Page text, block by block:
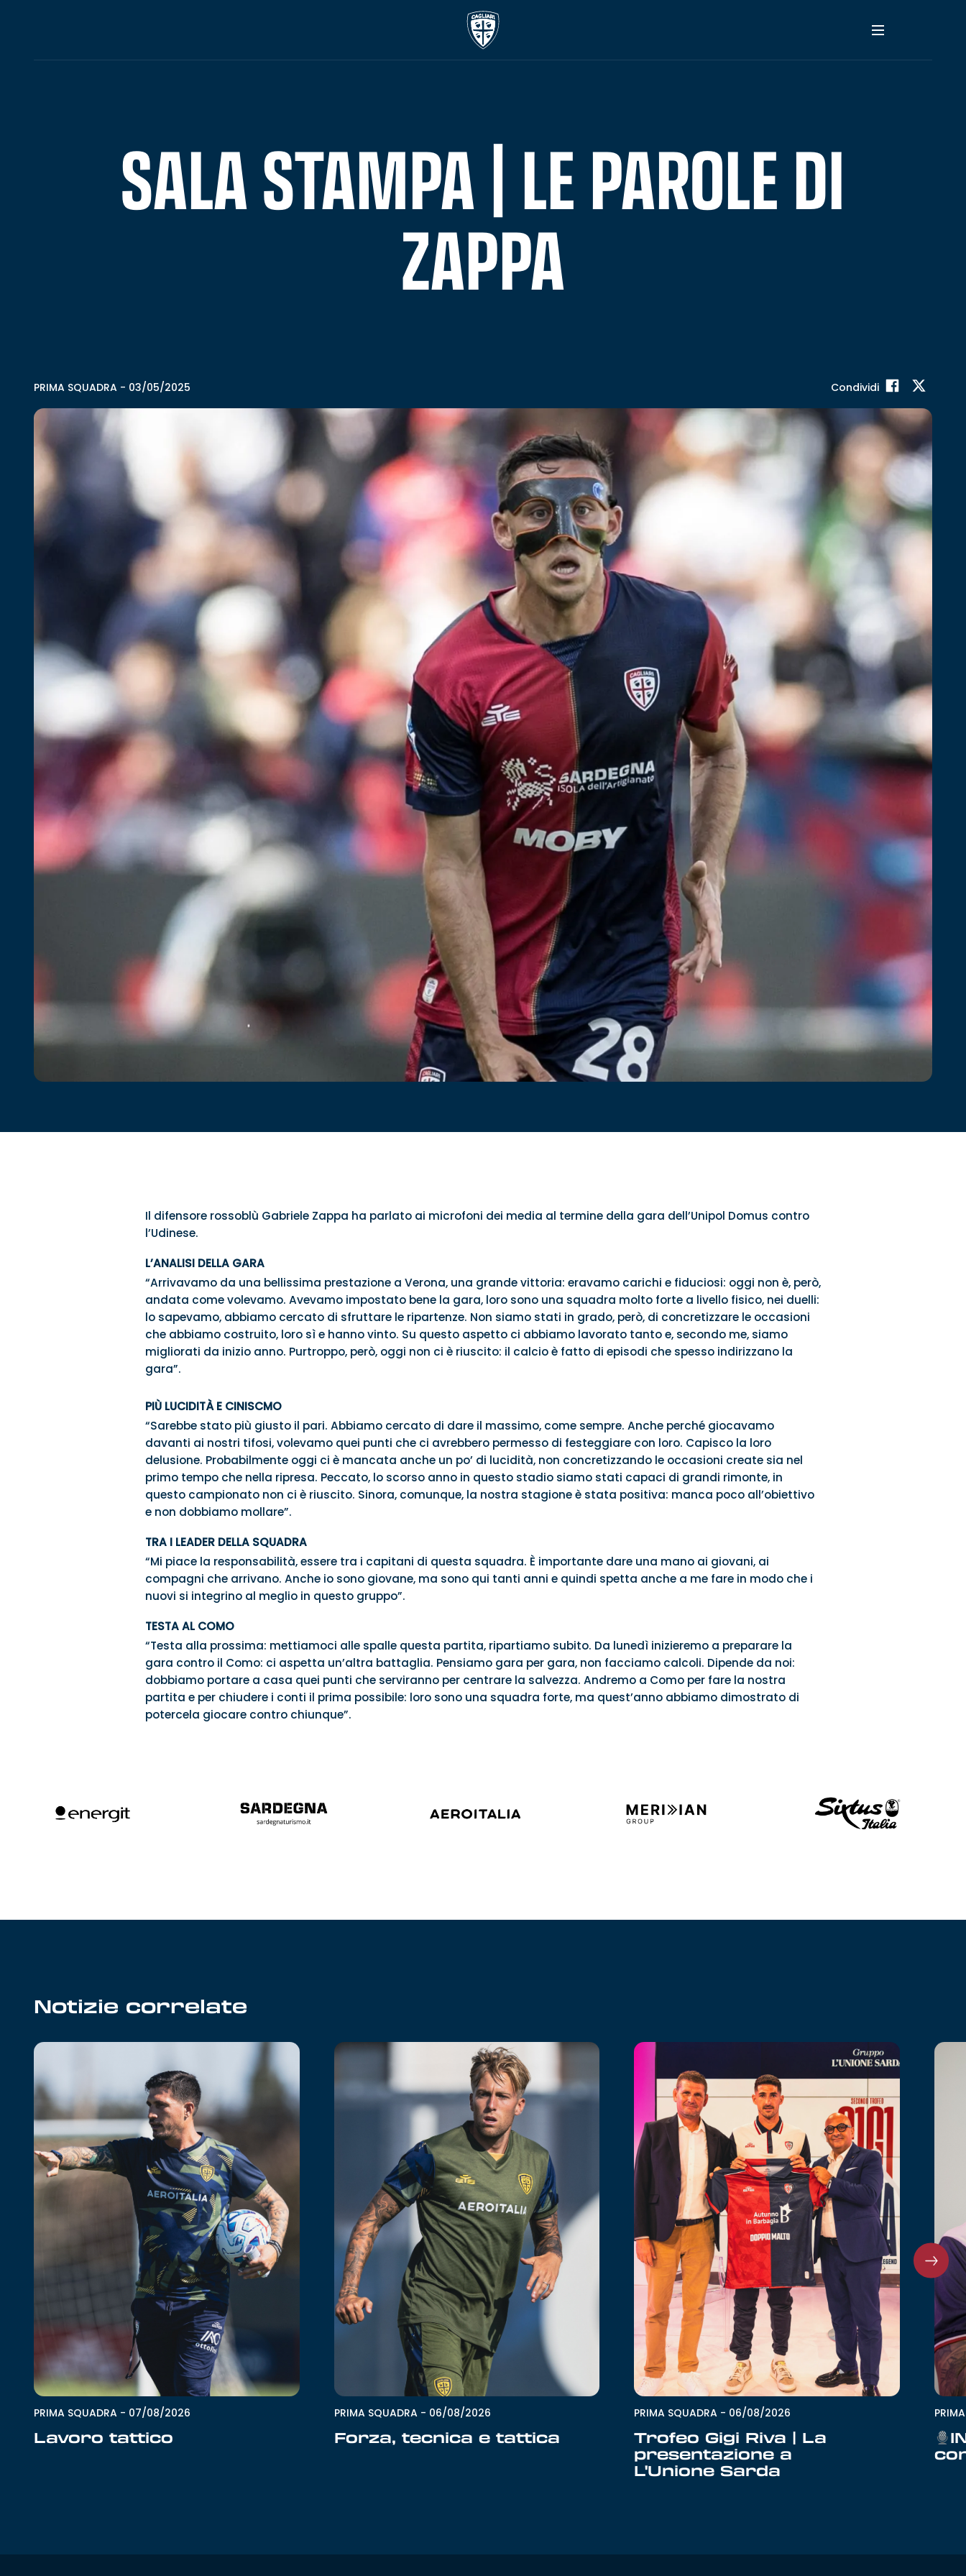
SALA STAMPA | LE PAROLE DI
ZAPPA
PRIMA SQUADRA - 03/05/2025 Condividi
Il difensore rossoblù Gabriele Zappa ha parlato ai microfoni dei media al termine della gara dell’Unipol Domus contro
l’Udinese.
L’ANALISI DELLA GARA
“Arrivavamo da una bellissima prestazione a Verona, una grande vittoria: eravamo carichi e fiduciosi: oggi non è, però,
andata come volevamo. Avevamo impostato bene la gara, loro sono una squadra molto forte a livello fisico, nei duelli:
lo sapevamo, abbiamo cercato di sfruttare le ripartenze. Non siamo stati in grado, però, di concretizzare le occasioni
che abbiamo costruito, loro sì e hanno vinto. Su questo aspetto ci abbiamo lavorato tanto e, secondo me, siamo
migliorati da inizio anno. Purtroppo, però, oggi non ci è riuscito: il calcio è fatto di episodi che spesso indirizzano la
gara”.
PIÙ LUCIDITÀ E CINISCMO
“Sarebbe stato più giusto il pari. Abbiamo cercato di dare il massimo, come sempre. Anche perché giocavamo
davanti ai nostri tifosi, volevamo quei punti che ci avrebbero permesso di festeggiare con loro. Capisco la loro
delusione. Probabilmente oggi ci è mancata anche un po’ di lucidità, non concretizzando le occasioni create sia nel
primo tempo che nella ripresa. Peccato, lo scorso anno in questo stadio siamo stati capaci di grandi rimonte, in
questo campionato non ci è riuscito. Sinora, comunque, la nostra stagione è stata positiva: manca poco all’obiettivo
e non dobbiamo mollare”.
TRA I LEADER DELLA SQUADRA
“Mi piace la responsabilità, essere tra i capitani di questa squadra. È importante dare una mano ai giovani, ai
compagni che arrivano. Anche io sono giovane, ma sono qui tanti anni e quindi spetta anche a me fare in modo che i
nuovi si integrino al meglio in questo gruppo”.
TESTA AL COMO
“Testa alla prossima: mettiamoci alle spalle questa partita, ripartiamo subito. Da lunedì inizieremo a preparare la
gara contro il Como: ci aspetta un’altra battaglia. Pensiamo gara per gara, non facciamo calcoli. Dipende da noi:
dobbiamo portare a casa quei punti che serviranno per centrare la salvezza. Andremo a Como per fare la nostra
partita e per chiudere i conti il prima possibile: loro sono una squadra forte, ma quest’anno abbiamo dimostrato di
potercela giocare contro chiunque”.
Notizie correlate
PRIMA SQUADRA - 07/08/2026
Lavoro tattico
PRIMA SQUADRA - 06/08/2026
Forza, tecnica e tattica
PRIMA SQUADRA - 06/08/2026
Trofeo Gigi Riva | La
presentazione a
L'Unione Sarda